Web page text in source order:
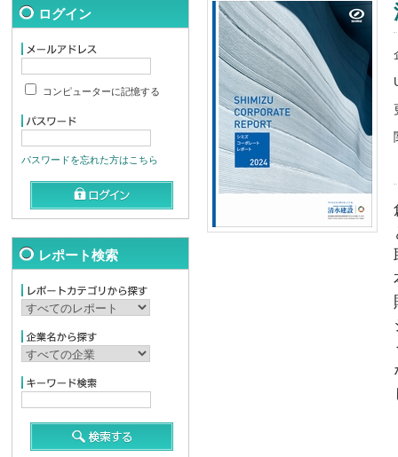
ログイン
コンピューターに記憶する
パスワードを忘れた方はこちら
レポート検索